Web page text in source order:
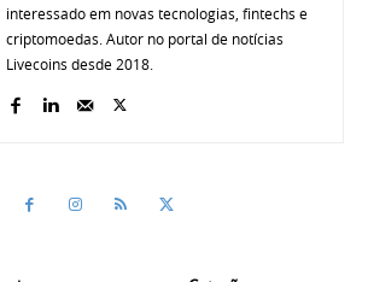
interessado em novas tecnologias, fintechs e
criptomoedas. Autor no portal de notícias
Livecoins desde 2018.